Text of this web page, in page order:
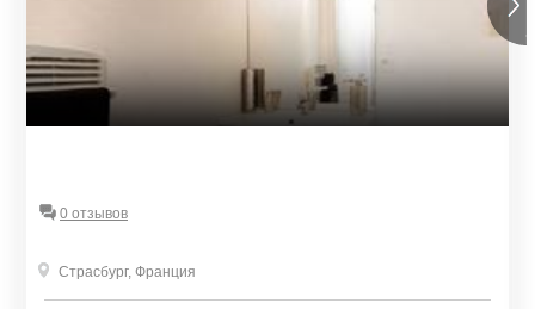
0 отзывов
Страсбург, Франция